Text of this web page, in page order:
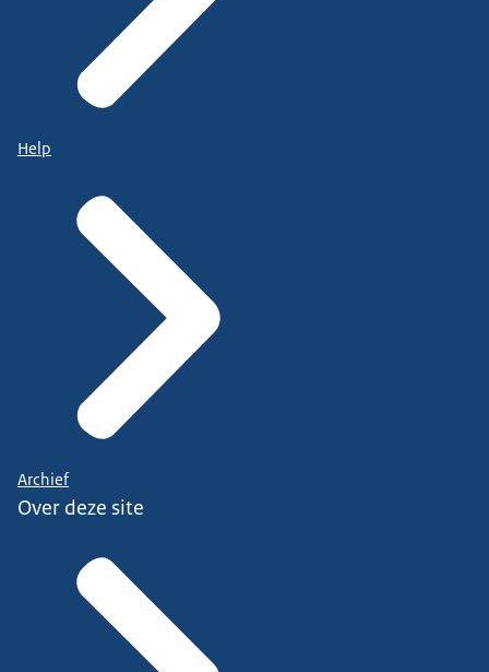
Help
Archief
Over deze site